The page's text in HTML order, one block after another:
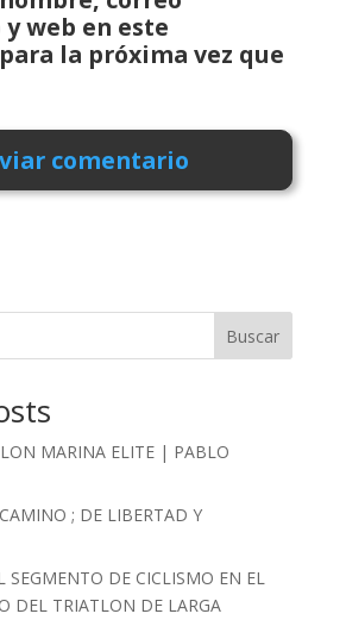
web en este
la próxima vez que
Buscar
MARINA ELITE | PABLO
; DE LIBERTAD Y
SEGMENTO DE CICLISMO EN EL
DEL TRIATLON DE LARGA